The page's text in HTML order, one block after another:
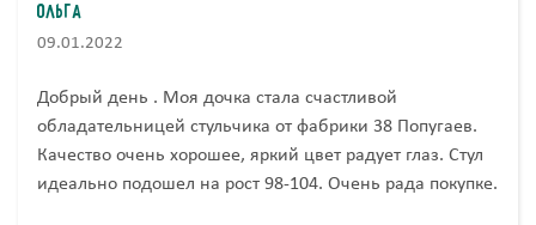
Ольга
09.01.2022
Добрый день . Моя дочка стала счастливой
обладательницей стульчика от фабрики 38 Попугаев.
Качество очень хорошее, яркий цвет радует глаз. Стул
идеально подошел на рост 98-104. Очень рада покупке.